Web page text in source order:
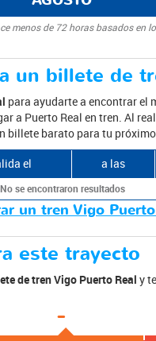
menos de 72 horas basados en
un billete de
para ayudarte a encontrar el
a Puerto Real en tren. Al
billete barato para tu
el a las
No se encontraron resultados
un tren Vigo
este trayecto
de tren Vigo Puerto Real y
-